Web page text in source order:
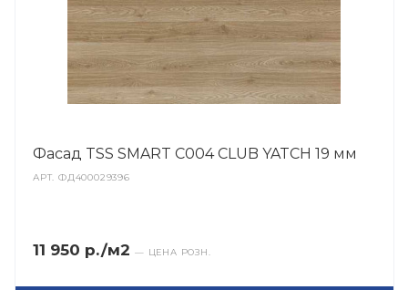
Фасад TSS SMART C004 CLUB YATCH 19 мм
АРТ.ФД400029396
11 950 р./м2 — ЦЕНА РОЗН.